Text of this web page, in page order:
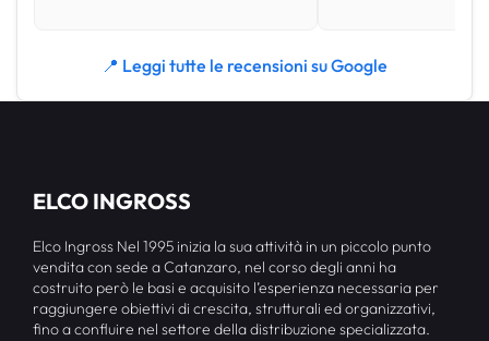
📍 Leggi tutte le recensioni su Google
ELCO INGROSS
Elco Ingross Nel 1995 inizia la sua attività in un piccolo punto
vendita con sede a Catanzaro, nel corso degli anni ha
costruito però le basi e acquisito l’esperienza necessaria per
raggiungere obiettivi di crescita, strutturali ed organizzativi,
fino a confluire nel settore della distribuzione specializzata.